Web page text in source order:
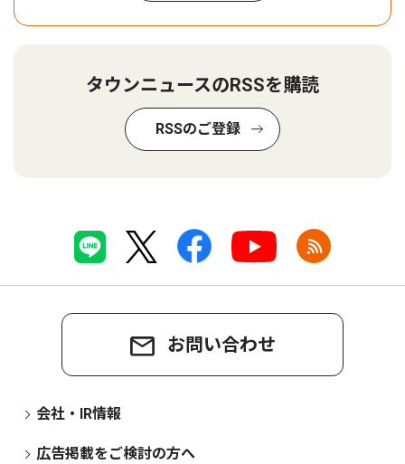
タウンニュースのRSSを購読
RSSのご登録
お問い合わせ
会社・IR情報
広告掲載をご検討の方へ